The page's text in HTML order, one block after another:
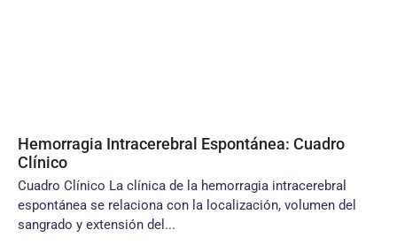
Hemorragia Intracerebral Espontánea: Cuadro
Clínico
Cuadro Clínico La clínica de la hemorragia intracerebral
espontánea se relaciona con la localización, volumen del
sangrado y extensión del...